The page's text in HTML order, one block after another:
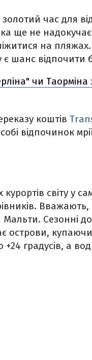
золотий час для
ще не
на
шанс відпочити
чи Таорміна
коштів
відпочинок
світу у
Мальти. Сезонні
острови,
+24 градусів, а